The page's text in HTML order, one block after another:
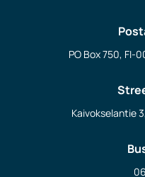
PO Box 750, FI-
Kaivokselantie